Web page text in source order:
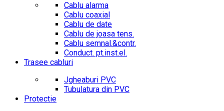
Cablu alarma
Cablu coaxial
Cablu de date
Cablu de joasa tens.
Cablu semnal.&contr.
Conduct. pt.inst.el.
Trasee cabluri
Jgheaburi PVC
Tubulatura din PVC
Protectie